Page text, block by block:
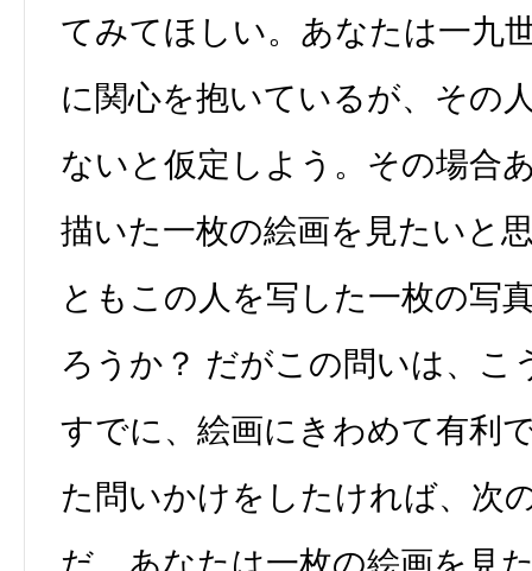
てみてほしい。あなたは一九
に関心を抱いているが、その
ないと仮定しよう。その場合
描いた一枚の絵画を見たいと
ともこの人を写した一枚の写
ろうか？ だがこの問いは、こ
すでに、絵画にきわめて有利
た問いかけをしたければ、次